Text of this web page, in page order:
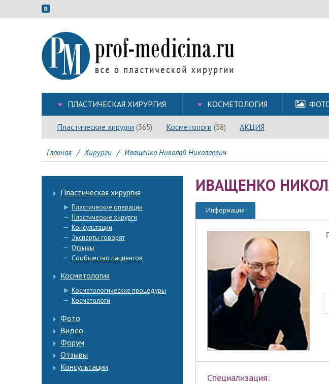
ПЛАСТИЧЕСКАЯ ХИРУРГИЯ КОСМЕТОЛОГИЯ
Пластические хирурги (365) Косметологи (58) АКЦИЯ
Главная / Хирурги / Иващенко Николай Николаевич
Пластическая хирургия
Пластические операции
Пластические хирурги
Консультации
Эксперты говорят
Отзывы
Сообщество пациентов
Косметология
Косметологические процедуры
Косметологи
Фото
Видео
Форум
Отзывы
Консультации
ИВАЩЕНКО
Информация
Специализация: